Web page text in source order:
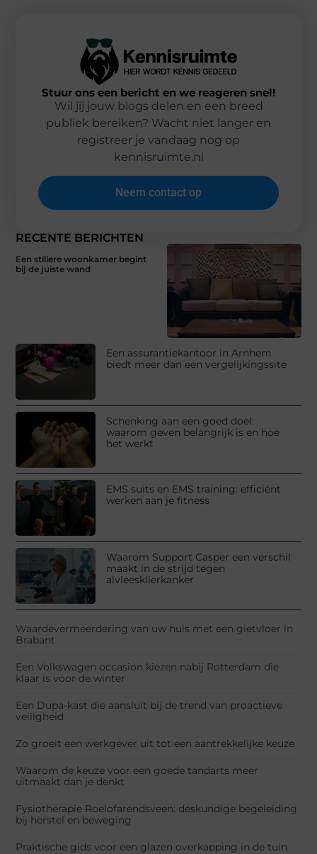
RECENTE BERICHTEN
Een stillere woonkamer begint
bij de juiste wand
Een assurantiekantoor in Arnhem
biedt meer dan een vergelijkingssite
Schenking aan een goed doel:
waarom geven belangrijk is en hoe
het werkt
EMS suits en EMS training: efficiënt
werken aan je fitness
Waarom Support Casper een verschil
maakt in de strijd tegen
alvleesklierkanker
Waardevermeerdering van uw huis met een gietvloer in
Brabant
Een Volkswagen occasion kiezen nabij Rotterdam die
klaar is voor de winter
Een Dupa-kast die aansluit bij de trend van proactieve
veiligheid
Zo groeit een werkgever uit tot een aantrekkelijke keuze
Waarom de keuze voor een goede tandarts meer
uitmaakt dan je denkt
Fysiotherapie Roelofarendsveen: deskundige begeleiding
bij herstel en beweging
Praktische gids voor een glazen overkapping in de tuin
Stuur ons een bericht en we reageren snel!
Wil jij jouw blogs delen en een breed
publiek bereiken? Wacht niet langer en
registreer je vandaag nog op
kennisruimte.nl
Neem contact op